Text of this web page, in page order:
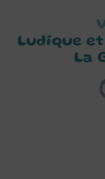
Ludique et
La